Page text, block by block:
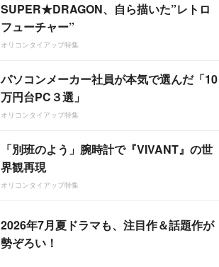
SUPER★DRAGON、自ら描いた”レトロ
フューチャー”
オリコンタイアップ特集
パソコンメーカー社員が本気で選んだ「10
万円台PC３選」
オリコンタイアップ特集
「別班のよう」腕時計で『VIVANT』の世
界観再現
オリコンタイアップ特集
2026年7月夏ドラマも、注目作＆話題作が
勢ぞろい！